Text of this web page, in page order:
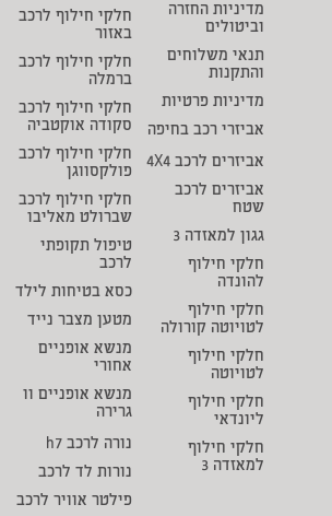
מדיניות החזרה
וביטולים
תנאי משלוחים
והתקנות
מדיניות פרטיות
אביזרי רכב בחיפה
אביזרים לרכב 4X4
אביזרים לרכב
שטח
גגון למאזדה 3
חלקי חילוף
להונדה
חלקי חילוף
לטויוטה קורולה
חלקי חילוף
לטויוטה
חלקי חילוף
ליונדאי
חלקי חילוף
למאזדה 3
חלקי חילוף לרכב
באזור
חלקי חילוף לרכב
ברמלה
חלקי חילוף לרכב
סקודה אוקטביה
חלקי חילוף לרכב
פולקסווגן
חלקי חילוף לרכב
שברולט מאליבו
טיפול תקופתי
לרכב
כסא בטיחות לילד
מטען מצבר נייד
מנשא אופניים
אחורי
מנשא אופניים וו
גרירה
נורה לרכב h7
נורות לד לרכב
פילטר אוויר לרכב